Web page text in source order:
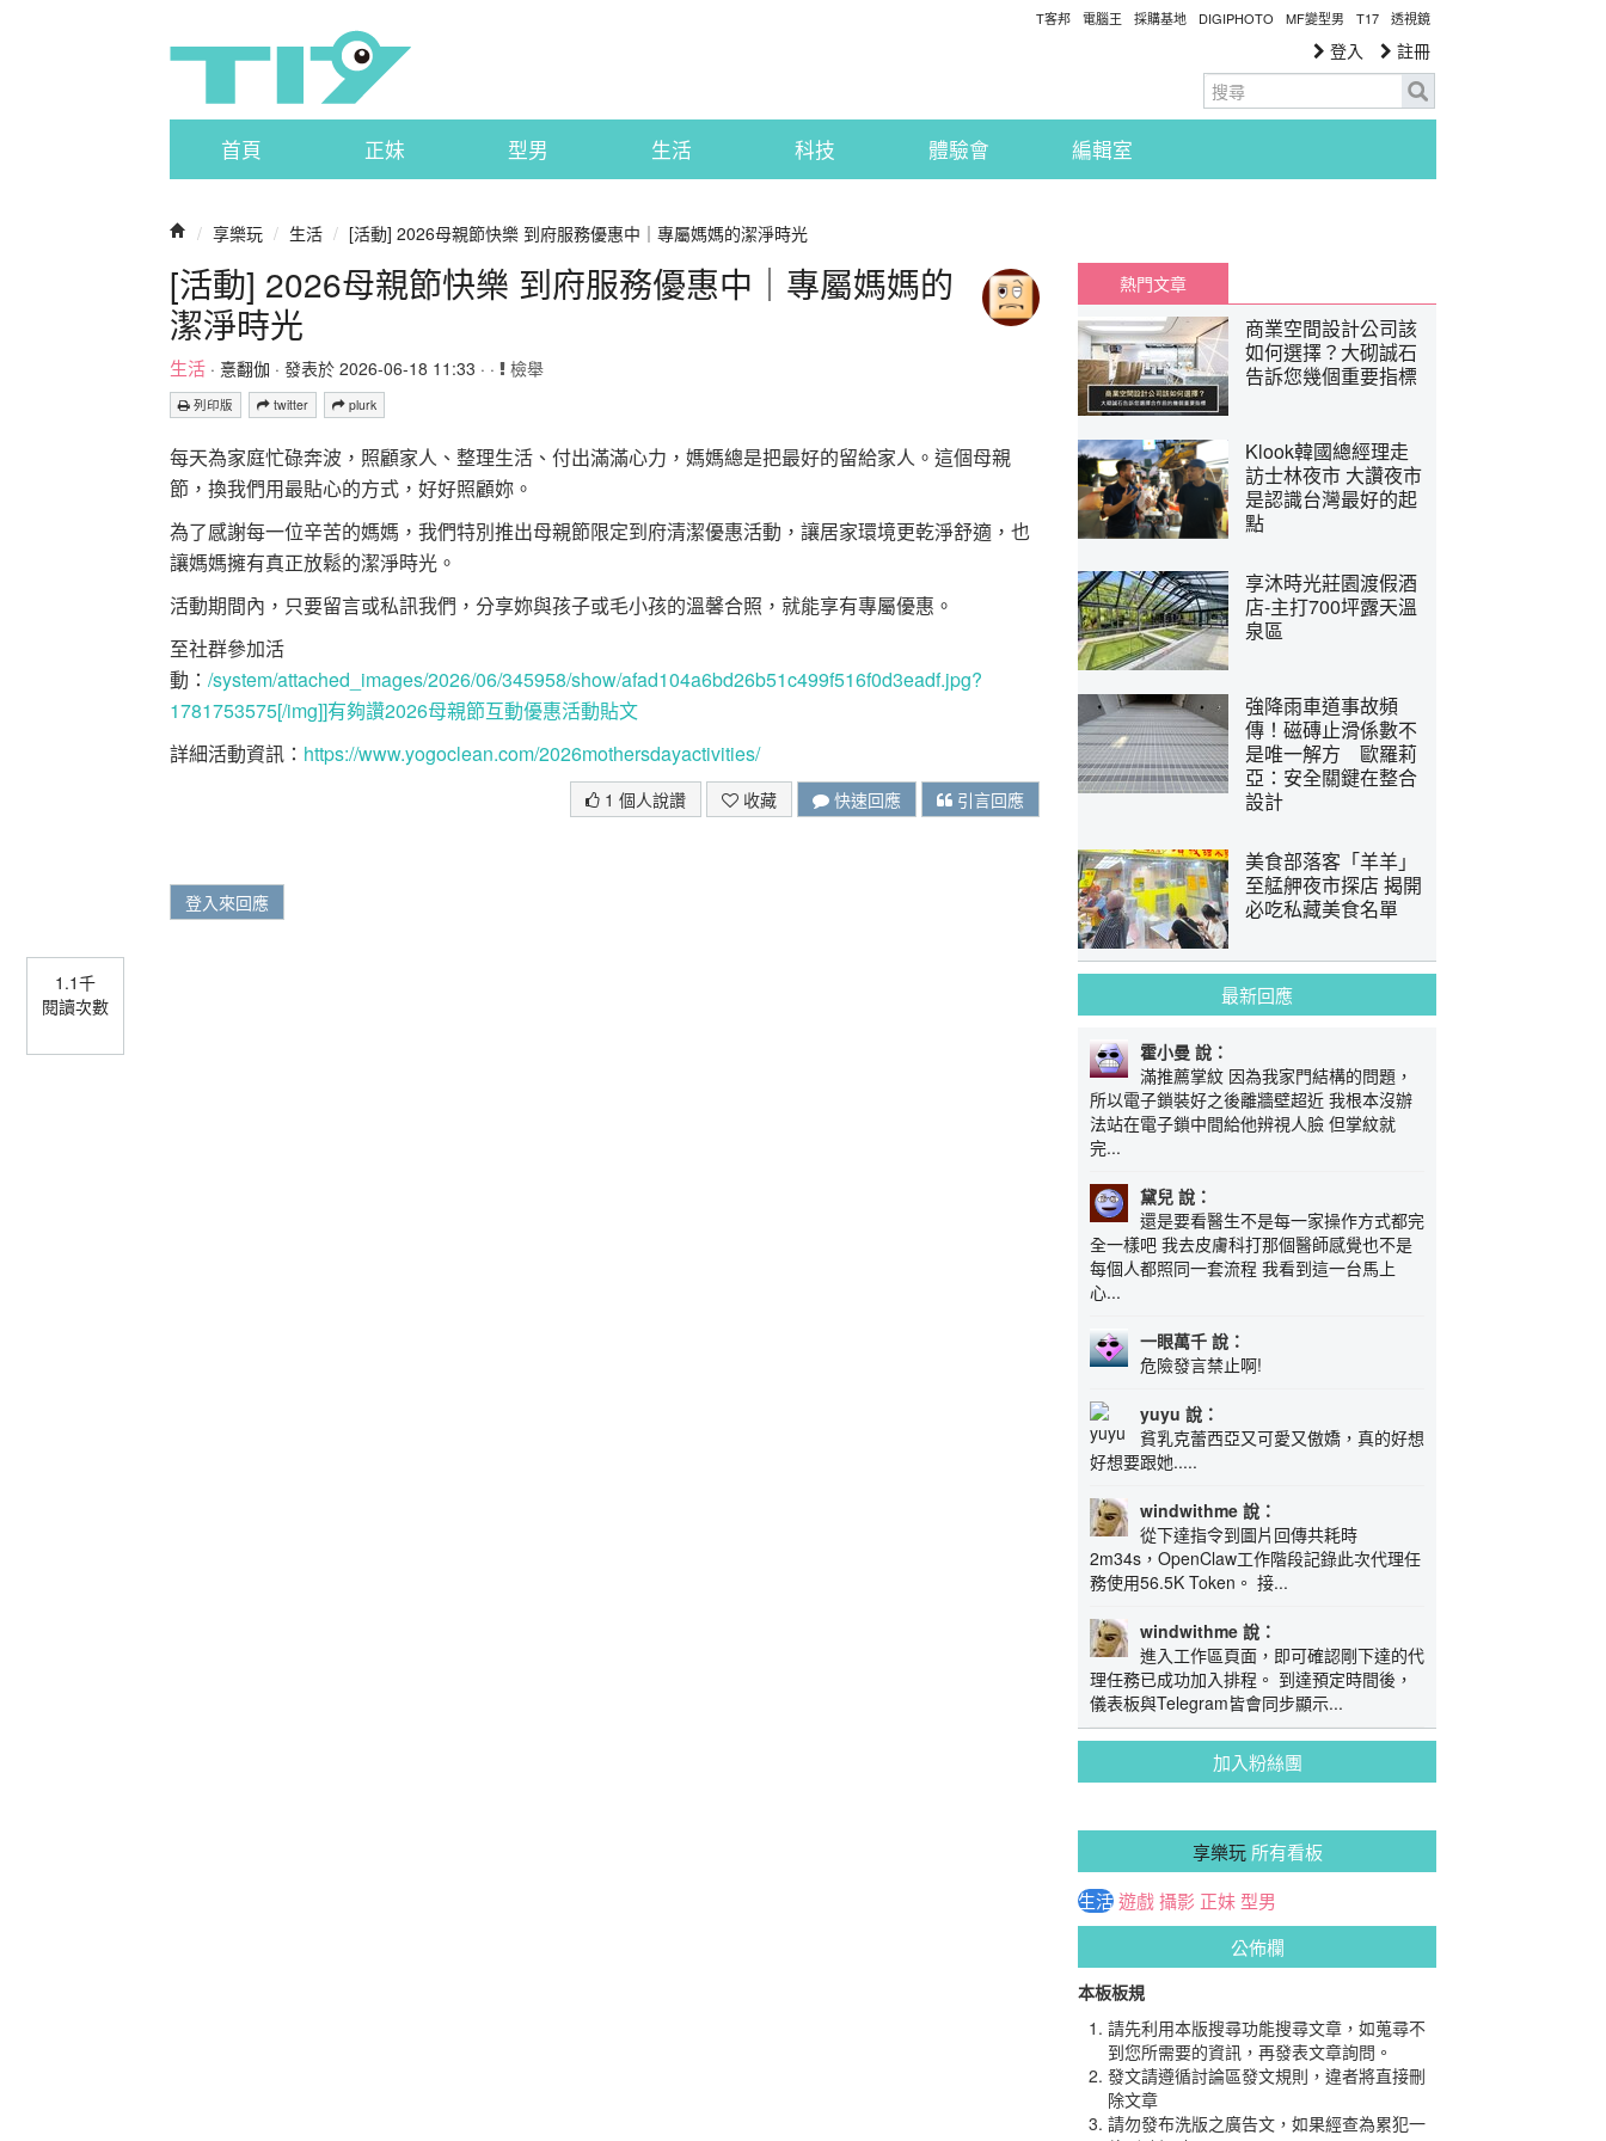
T客邦 電腦王 採購基地 DIGIPHOTO MF變型男 T17 透視鏡
登入 註冊
首頁 正妹 型男 生活 科技 體驗會 編輯室
/ 享樂玩 / 生活 / [活動] 2026母親節快樂 到府服務優惠中｜專屬媽媽的潔淨時光
[活動] 2026母親節快樂 到府服務優惠中｜專屬媽媽的
潔淨時光
生活 · 憙翻伽 · 發表於 2026-06-18 11:33 · · 檢舉
列印版 twitter plurk
1.1千
閱讀次數
每天為家庭忙碌奔波，照顧家人、整理生活、付出滿滿心力，媽媽總是把最好的留給家人。這個母親
節，換我們用最貼心的方式，好好照顧妳。
為了感謝每一位辛苦的媽媽，我們特別推出母親節限定到府清潔優惠活動，讓居家環境更乾淨舒適，也
讓媽媽擁有真正放鬆的潔淨時光。
活動期間內，只要留言或私訊我們，分享妳與孩子或毛小孩的溫馨合照，就能享有專屬優惠。
至社群參加活
動： /system/attached_images/2026/06/345958/show/afad104a6bd26b51c499f516f0d3eadf.jpg?
1781753575[/img]]有夠讚2026母親節互動優惠活動貼文
詳細活動資訊： https://www.yogoclean.com/2026mothersdayactivities/
1 個人說讚 收藏 快速回應 引言回應
登入來回應
熱門文章
商業空間設計公司該
如何選擇？大砌誠石
告訴您幾個重要指標
Klook韓國總經理走
訪士林夜市 大讚夜市
是認識台灣最好的起
點
享沐時光莊園渡假酒
店-主打700坪露天溫
泉區
強降雨車道事故頻
傳！磁磚止滑係數不
是唯一解方 歐羅莉
亞：安全關鍵在整合
設計
美食部落客「羊羊」
至艋舺夜市探店 揭開
必吃私藏美食名單
最新回應
霍小曼 說：
滿推薦掌紋 因為我家門結構的問題，
所以電子鎖裝好之後離牆壁超近 我根本沒辦
法站在電子鎖中間給他辨視人臉 但掌紋就
完...
黛兒 說：
還是要看醫生不是每一家操作方式都完
全一樣吧 我去皮膚科打那個醫師感覺也不是
每個人都照同一套流程 我看到這一台馬上
心...
一眼萬千 說：
危險發言禁止啊!
yuyu 說：
貧乳克蕾西亞又可愛又傲嬌，真的好想
好想要跟她.....
windwithme 說：
從下達指令到圖片回傳共耗時
2m34s，OpenClaw工作階段記錄此次代理任
務使用56.5K Token。 接...
windwithme 說：
進入工作區頁面，即可確認剛下達的代
理任務已成功加入排程。 到達預定時間後，
儀表板與Telegram皆會同步顯示...
加入粉絲團
享樂玩所有看板
生活遊戲攝影 正妹 型男
公佈欄
本板板規
請先利用本版搜尋功能搜尋文章，如蒐尋不
到您所需要的資訊，再發表文章詢問。
發文請遵循討論區發文規則，違者將直接刪
除文章
請勿發布洗版之廣告文，如果經查為累犯一